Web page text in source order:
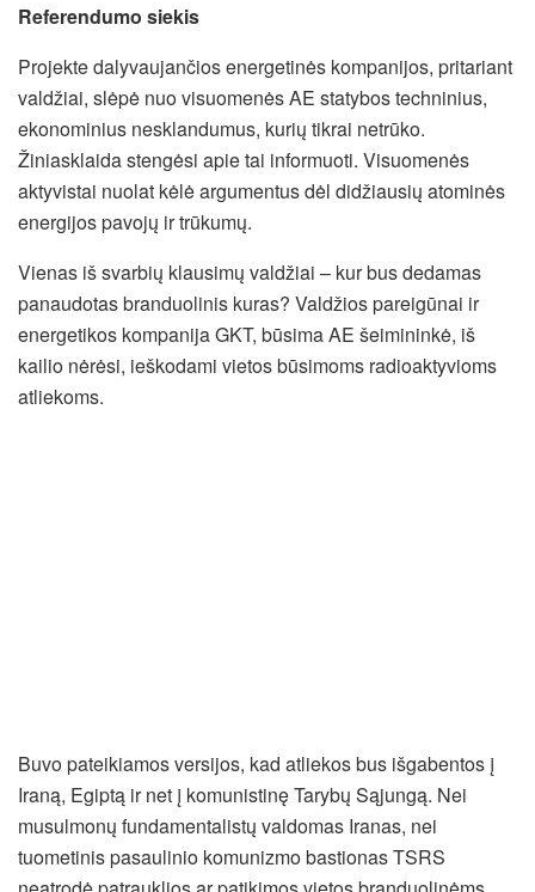
Referendumo siekis
Projekte dalyvaujančios energetinės kompanijos, pritariant
valdžiai, slėpė nuo visuomenės AE statybos techninius,
ekonominius nesklandumus, kurių tikrai netrūko.
Žiniasklaida stengėsi apie tai informuoti. Visuomenės
aktyvistai nuolat kėlė argumentus dėl didžiausių atominės
energijos pavojų ir trūkumų.
Vienas iš svarbių klausimų valdžiai – kur bus dedamas
panaudotas branduolinis kuras? Valdžios pareigūnai ir
energetikos kompanija GKT, būsima AE šeimininkė, iš
kailio nėrėsi, ieškodami vietos būsimoms radioaktyvioms
atliekoms.
Buvo pateikiamos versijos, kad atliekos bus išgabentos į
Iraną, Egiptą ir net į komunistinę Tarybų Sąjungą. Nei
musulmonų fundamentalistų valdomas Iranas, nei
tuometinis pasaulinio komunizmo bastionas TSRS